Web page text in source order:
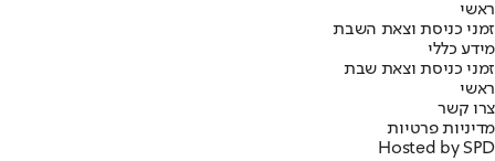
ראשי
זמני כניסת וצאת השבת
מידע כללי
זמני כניסת וצאת שבת
ראשי
צרו קשר
מדיניות פרטיות
Hosted by SPD